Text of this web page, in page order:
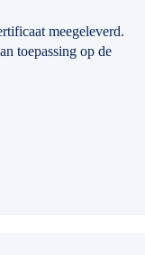
meegeleverd.
toepassing op de